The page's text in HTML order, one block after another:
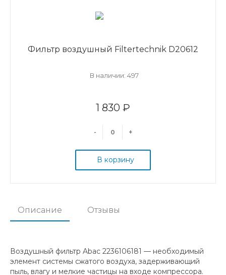
Фильтр воздушный Filtertechnik D20612
В наличии: 497
1 830 ₽
- +
В корзину
Описание Отзывы
Воздушный фильтр Abac 2236106181 — необходимый
элемент системы сжатого воздуха, задерживающий
пыль, влагу и мелкие частицы на входе компрессора.